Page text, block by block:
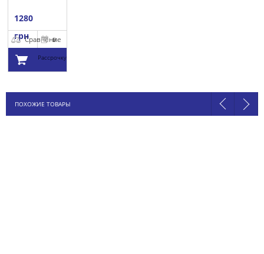
1280
грнСравнение
В
Рассрочку
корзину
ПОХОЖИЕ ТОВАРЫ